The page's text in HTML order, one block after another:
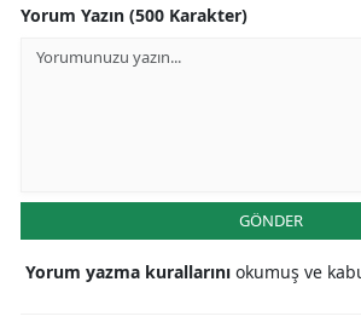
Yorum Yazın (500 Karakter)
GÖNDER
Yorum yazma kurallarını okumuş ve